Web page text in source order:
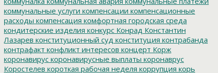
коммунальные услуги компенсации компенсационные
расходы компенсация комфортная городская среда
кондитерские изделия конкурс Конрад Константин
Лазарев конституционный суд конституция контрабанда
контрафакт конфликт интересов концерт Корж
коронавирус коронавирусные выплаты коронаврус
Коростелев короткая рабочая неделя коррупция корь